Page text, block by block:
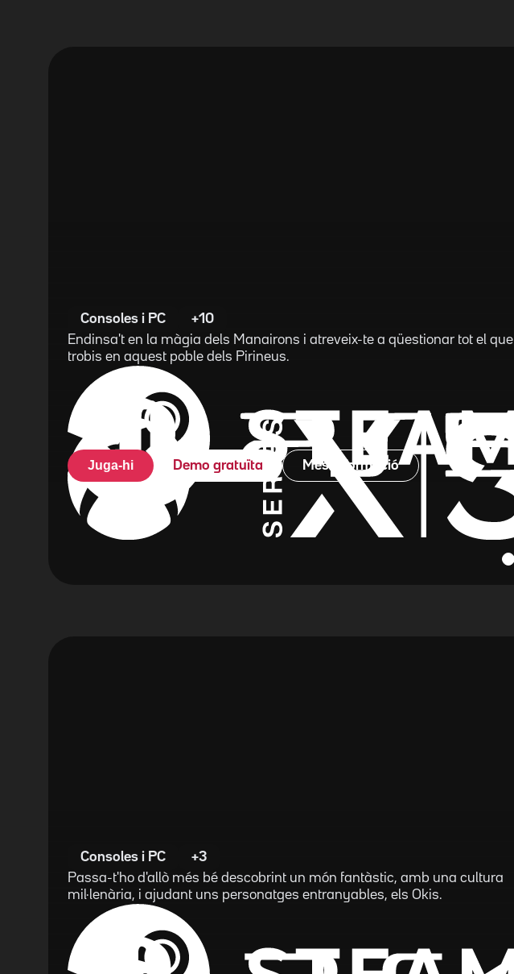
Consoles i PC
+10
Endinsa't en la màgia dels Manairons i atreveix-te a qüestionar tot el que
trobis en aquest poble dels Pirineus.
Juga-hi Demo gratuïta Més informació
Consoles i PC
+3
Passa-t'ho d'allò més bé descobrint un món fantàstic, amb una cultura
mil·lenària, i ajudant uns personatges entranyables, els Okis.